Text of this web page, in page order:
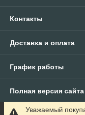
Контакты
Доставка и оплата
График работы
Полная версия сайта
Уважаемый